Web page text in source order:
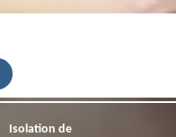
Isolation de